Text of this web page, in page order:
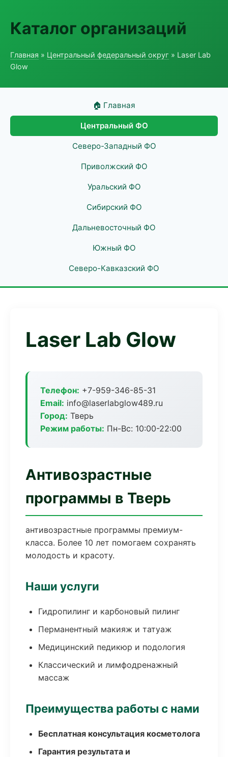
Каталог организаций
Главная » Центральный федеральный округ » Laser Lab
Glow
🏠 Главная
Центральный ФО
Северо-Западный ФО
Приволжский ФО
Уральский ФО
Сибирский ФО
Дальневосточный ФО
Южный ФО
Северо-Кавказский ФО
Laser Lab Glow
Телефон: +7-959-346-85-31
Email: info@laserlabglow489.ru
Город: Тверь
Режим работы: Пн-Вс: 10:00-22:00
Антивозрастные
программы в Тверь
антивозрастные программы премиум-
класса. Более 10 лет помогаем сохранять
молодость и красоту.
Наши услуги
Гидропилинг и карбоновый пилинг
Перманентный макияж и татуаж
Медицинский педикюр и подология
Классический и лимфодренажный
массаж
Преимущества работы с нами
Бесплатная консультация косметолога
Гарантия результата и